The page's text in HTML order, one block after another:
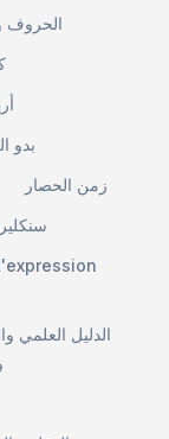
الحروف
بدو
زمن الحصار
دليل برمجة حاسب سبكتروم (ZX) سنكلير
الدليل العلمي